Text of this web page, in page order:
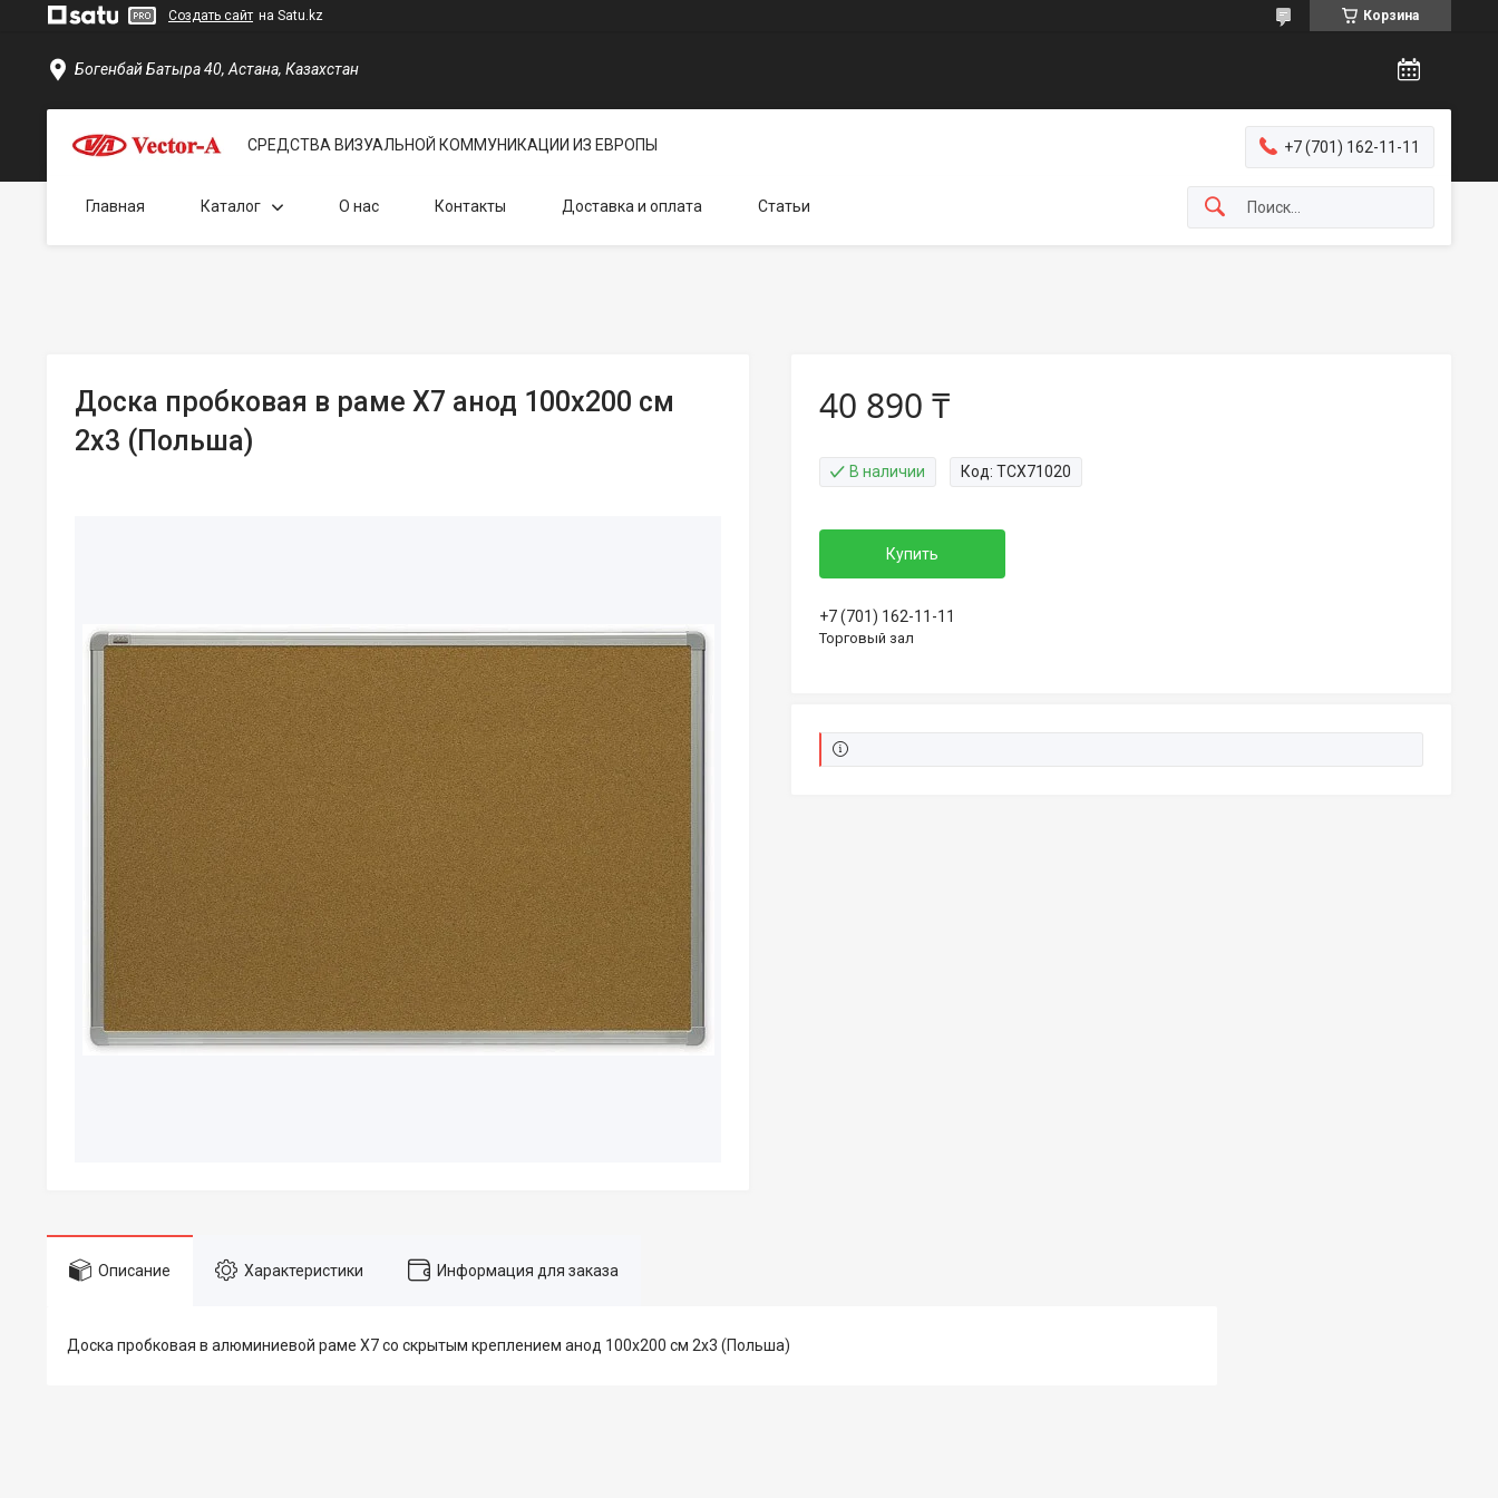
Создать сайт на Satu.kz Корзина
Богенбай Батыра 40, Астана, Казахстан
СРЕДСТВА ВИЗУАЛЬНОЙ КОММУНИКАЦИИ ИЗ ЕВРОПЫ +7 (701) 162-11-11
Главная Каталог О нас Контакты Доставка и оплата Статьи
Доска пробковая в раме X7 анод 100х200 см
2x3 (Польша)
40 890 ₸
В наличии Код: TCX71020
Купить
+7 (701) 162-11-11
Торговый зал
Описание Характеристики Информация для заказа
Доска пробковая в алюминиевой раме Х7 со скрытым креплением анод 100х200 см 2x3 (Польша)